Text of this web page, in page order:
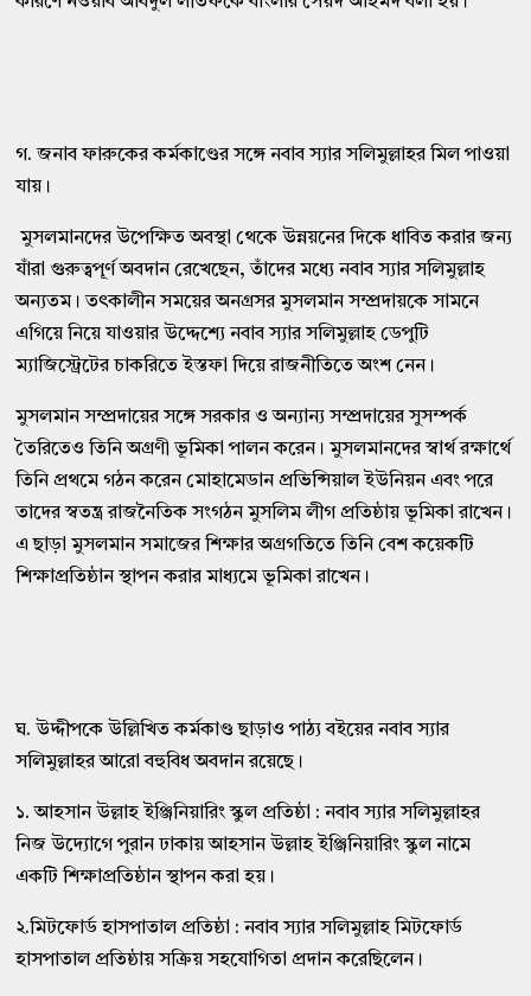
গ. জনাব ফারুকের কর্মকাণ্ডের সঙ্গে নবাব স্যার সলিমুল্লাহর মিল পাওয়া
যায়।
মুসলমানদের উপেক্ষিত অবস্থা থেকে উন্নয়নের দিকে ধাবিত করার জন্য
যাঁরা গুরুত্বপূর্ণ অবদান রেখেছেন, তাঁদের মধ্যে নবাব স্যার সলিমুল্লাহ
অন্যতম। তৎকালীন সময়ের অনগ্রসর মুসলমান সম্প্রদায়কে সামনে
এগিয়ে নিয়ে যাওয়ার উদ্দেশ্যে নবাব স্যার সলিমুল্লাহ ডেপুটি
ম্যাজিস্ট্রেটের চাকরিতে ইস্তফা দিয়ে রাজনীতিতে অংশ নেন।
মুসলমান সম্প্রদায়ের সঙ্গে সরকার ও অন্যান্য সম্প্রদায়ের সুসম্পর্ক
তৈরিতেও তিনি অগ্রণী ভূমিকা পালন করেন। মুসলমানদের স্বার্থ রক্ষার্থে
তিনি প্রথমে গঠন করেন মোহামেডান প্রভিন্সিয়াল ইউনিয়ন এবং পরে
তাদের স্বতন্ত্র রাজনৈতিক সংগঠন মুসলিম লীগ প্রতিষ্ঠায় ভূমিকা রাখেন।
এ ছাড়া মুসলমান সমাজের শিক্ষার অগ্রগতিতে তিনি বেশ কয়েকটি
শিক্ষাপ্রতিষ্ঠান স্থাপন করার মাধ্যমে ভূমিকা রাখেন।
ঘ. উদ্দীপকে উল্লিখিত কর্মকাণ্ড ছাড়াও পাঠ্য বইয়ের নবাব স্যার
সলিমুল্লাহর আরো বহুবিধ অবদান রয়েছে।
১. আহসান উল্লাহ ইঞ্জিনিয়ারিং স্কুল প্রতিষ্ঠা : নবাব স্যার সলিমুল্লাহর
নিজ উদ্যোগে পুরান ঢাকায় আহসান উল্লাহ ইঞ্জিনিয়ারিং স্কুল নামে
একটি শিক্ষাপ্রতিষ্ঠান স্থাপন করা হয়।
২.মিটফোর্ড হাসপাতাল প্রতিষ্ঠা : নবাব স্যার সলিমুল্লাহ মিটফোর্ড
হাসপাতাল প্রতিষ্ঠায় সক্রিয় সহযোগিতা প্রদান করেছিলেন।